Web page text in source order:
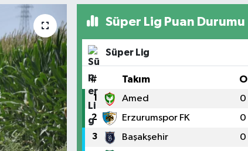
Süper Lig Puan Durumu
Süper Lig
# Takım O
1 Amed 0
2 Erzurumspor FK 0
3 Başakşehir 0